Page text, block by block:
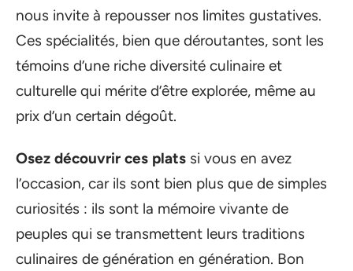
nous invite à repousser nos limites gustatives.
Ces spécialités, bien que déroutantes, sont les
témoins d’une riche diversité culinaire et
culturelle qui mérite d’être explorée, même au
prix d’un certain dégoût.
Osez découvrir ces plats si vous en avez
l’occasion, car ils sont bien plus que de simples
curiosités : ils sont la mémoire vivante de
peuples qui se transmettent leurs traditions
culinaires de génération en génération. Bon